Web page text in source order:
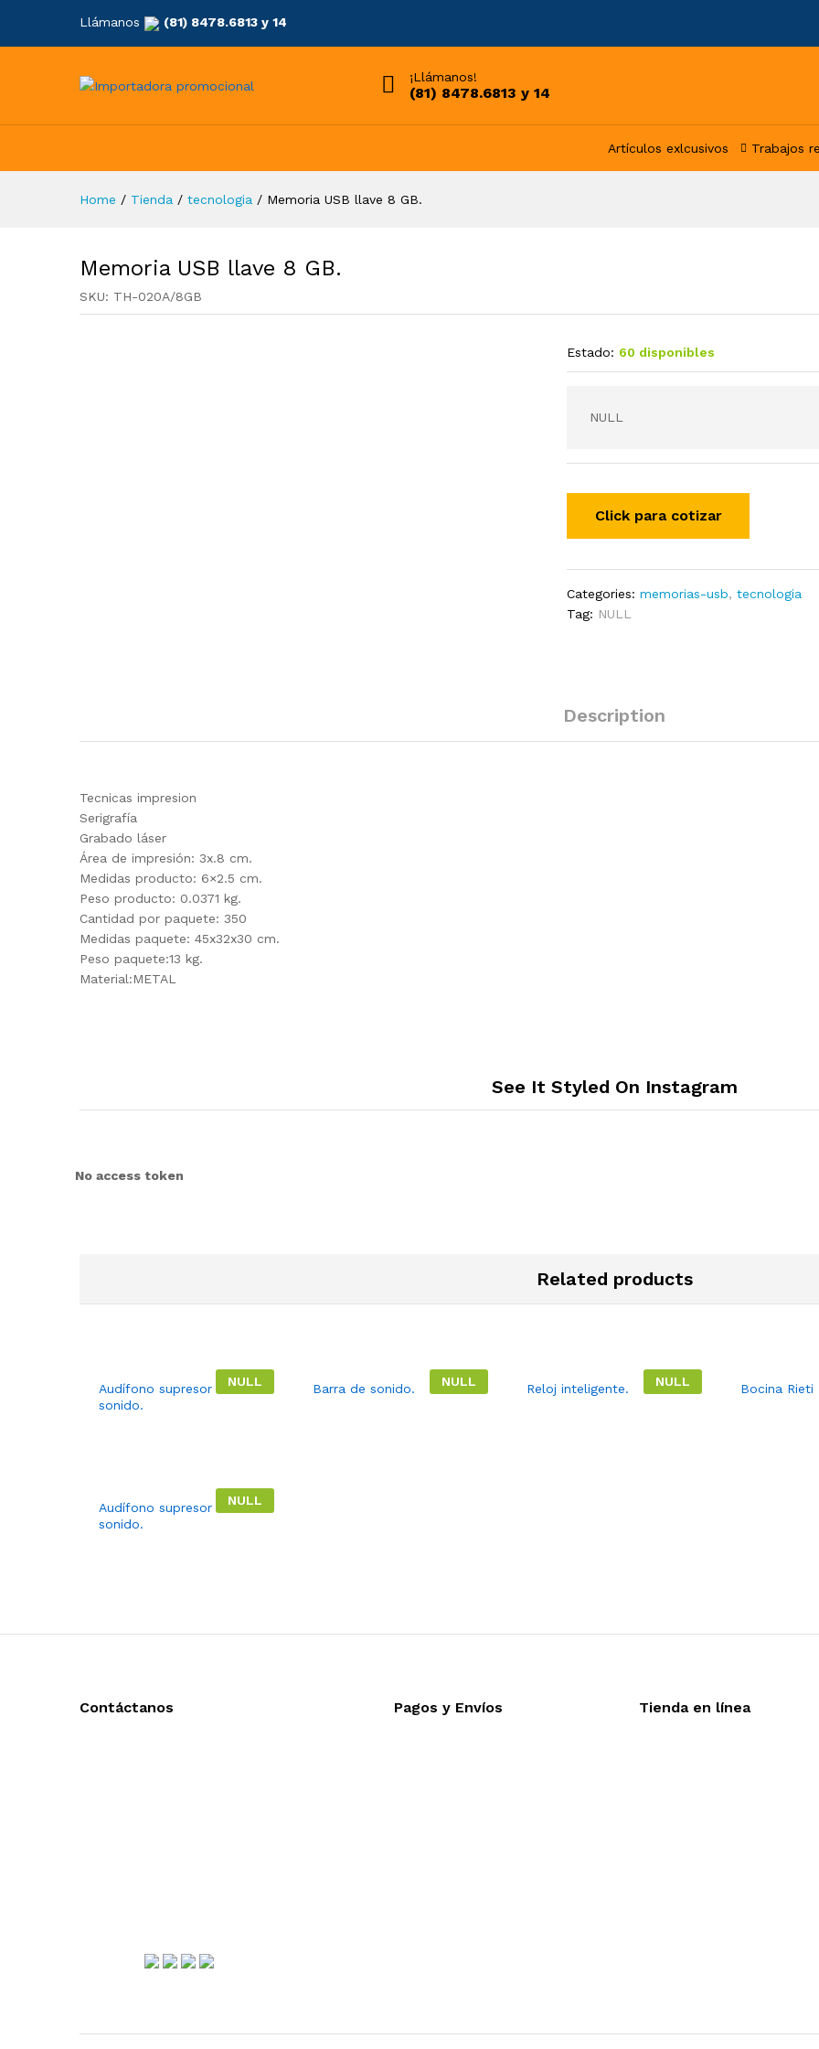
Llámanos (81) 8478.6813 y 14
¡Llámanos!
(81) 8478.6813 y 14
Artículos exlcusivos Trabajos
Home / Tienda / tecnologia / Memoria USB llave 8 GB.
Memoria USB llave 8 GB.
SKU: TH-020A/8GB
Estado: 60 disponibles
NULL
Categories:memorias-usb,tecnologia
Tag: NULL
Description
Tecnicas impresion
Serigrafía
Grabado láser
Área de impresión: 3x.8 cm.
Medidas producto: 6×2.5 cm.
Peso producto: 0.0371 kg.
Cantidad por paquete: 350
Medidas paquete: 45x32x30 cm.
Peso paquete:13 kg.
Material:METAL
See It Styled On Instagram
No access token
Related products
NULL
Audífono supresor del
sonido.
NULL
Barra de sonido. NULL
Reloj inteligente. Bocina Rieti
NULL
Audífono supresor del
sonido.
Contáctanos Pagos y Envíos Tienda en línea